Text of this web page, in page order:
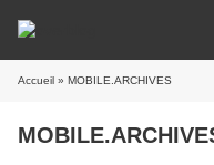
Accueil » MOBILE.ARCHIVES